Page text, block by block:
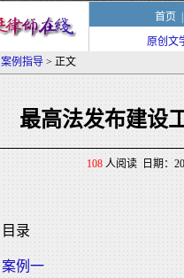
首页
原创文
案例指导> 正文
最高法发布建设
108人阅读 日期：
目录
案例一